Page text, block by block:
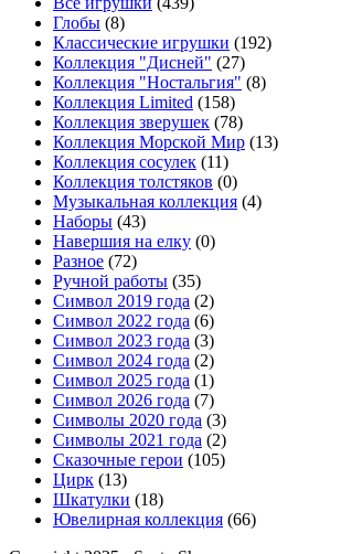
Глобы (8)
Классические игрушки (192)
Коллекция "Дисней" (27)
Коллекция "Ностальгия" (8)
Коллекция Limited (158)
Коллекция зверушек (78)
Коллекция Морской Мир (13)
Коллекция сосулек (11)
Коллекция толстяков (0)
Музыкальная коллекция (4)
Наборы (43)
Навершия на елку (0)
Разное (72)
Ручной работы (35)
Символ 2019 года (2)
Символ 2022 года (6)
Символ 2023 года (3)
Символ 2024 года (2)
Символ 2025 года (1)
Символ 2026 года (7)
Символы 2020 года (3)
Символы 2021 года (2)
Сказочные герои (105)
Цирк (13)
Шкатулки (18)
Ювелирная коллекция (66)